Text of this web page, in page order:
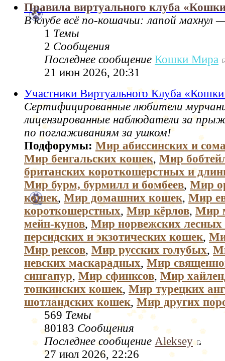
Правила виртуального клуба
В клубе всё по‑кошачьи: лапой махнул
1 Темы
2 Сообщения
Последнее сообщение Кошки Мира
21 июн 2026, 20:31
Участники Виртуального Клуба
Сертифицированные любители
лицензированные наблюдатели за
по поглаживаниям за ушком!
Подфорумы:Мир абиссинских и
Мир бенгальских кошек, Мир
британских короткошерстных и
Мир бурм, бурмилл и бомбеев, Мир
кошек, Мир домашних кошек, Мир
короткошерстных, Мир кёрлов, Мир
мейн-кунов, Мир норвежских
персидских и экзотических кошек,
Мир рексов, Мир русских голубых,
невских маскарадных, Мир
сингапур, Мир сфинксов, Мир
тонкинских кошек, Мир турецких
шотландских кошек, Мир других
569 Темы
80183 Сообщения
Последнее сообщение Aleksey
27 июл 2026, 22:26